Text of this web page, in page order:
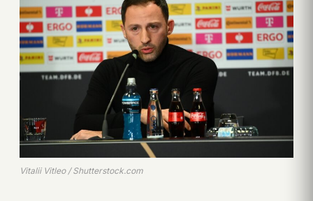
Vitalii Vitleo / Shutterstock.com